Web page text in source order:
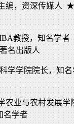
编，资深传媒人
教授，知名
名出版人
学学院院长，知
农业与农村发展
名学者